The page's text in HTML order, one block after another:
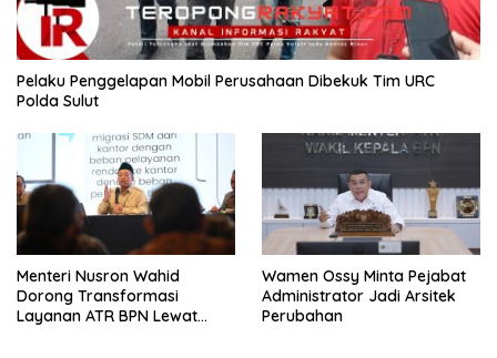
​Pelaku Penggelapan Mobil Perusahaan Dibekuk Tim URC
Polda Sulut
​Menteri Nusron Wahid
Dorong Transformasi
Layanan ATR BPN Lewat
Wamen Ossy Minta Pejabat
Administrator Jadi Arsitek
Perubahan